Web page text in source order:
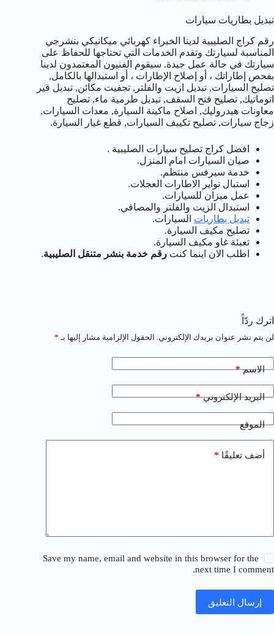
تبديل بطاريات سيارات
رقم كراج الصليبية لدينا الخبراء كهربائي ميكانيكي بنشرجي
المناسبة لسيارتك وتقدم الخدمات التي تحتاجها للحفاظ على
سيارتك في حالة عمل جيدة. سيقوم الفنيون المعتمدون لدينا
بفحص إطاراتك ، أو إصلاح الإطارات ، أو استبدالها بالكامل,
تصليح السيارات, تبديل ازيت والفلتر, تجفيت مكائن, تبديل قير
اتوماتيك, تصليح فتح السقف, تبديل طرمية ماء, تصليح
معاونات هيدروليك, اصلاح ماكينة السيارة, معدات السيارات,
زجاج سيارات, تصليح تكييف السيارات, قطع غيار السيارة.
افضل كراج تصليح سيارات الصليبية .
صيان السيارات امام المنزل.
خدمة سيرفس منتظم.
استبال تواير الاطارات العجلات.
عمل ميزان للسيارات.
استبدال الزيت والفلتر والمصافي.
تبديل بطاريات السيارات.
تصليح مكيف السيارة.
تعبئة غاو مكيف السيارة.
اطلب الان اينما كنت رقم خدمة بنشر متنقل الصليبية.
اترك ردّاً
لن يتم نشر عنوان بريدك الإلكتروني. الحقول الإلزامية مشار إليها بـ *
الاسم*
البريد الإلكتروني*
الموقع
أضف تعليقًا *
Save my name, email and website in this browser for the
next time I comment.
إرسال التعليق